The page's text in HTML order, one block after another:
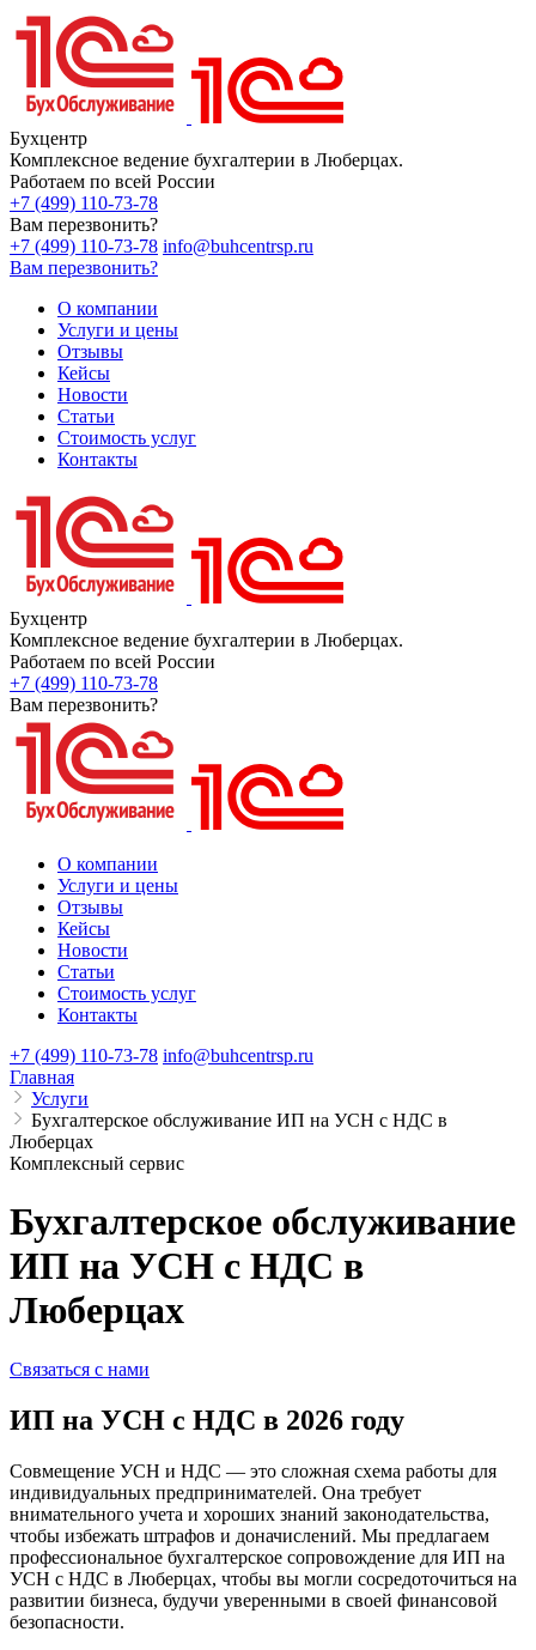
Бухцентр
Комплексное ведение бухгалтерии в Люберцах.
Работаем по всей России
+7 (499) 110-73-78
Вам перезвонить?
+7 (499) 110-73-78 info@buhcentrsp.ru
Вам перезвонить?
О компании
Услуги и цены
Отзывы
Кейсы
Новости
Статьи
Стоимость услуг
Контакты
Бухцентр
Комплексное ведение бухгалтерии в Люберцах.
Работаем по всей России
+7 (499) 110-73-78
Вам перезвонить?
О компании
Услуги и цены
Отзывы
Кейсы
Новости
Статьи
Стоимость услуг
Контакты
+7 (499) 110-73-78 info@buhcentrsp.ru
Главная
Услуги
Бухгалтерское обслуживание ИП на УСН с НДС в
Люберцах
Комплексный сервис
Бухгалтерское обслуживание
ИП на УСН с НДС в
Люберцах
Связаться с нами
ИП на УСН с НДС в 2026 году
Совмещение УСН и НДС — это сложная схема работы для
индивидуальных предпринимателей. Она требует
внимательного учета и хороших знаний законодательства,
чтобы избежать штрафов и доначислений. Мы предлагаем
профессиональное бухгалтерское сопровождение для ИП на
УСН с НДС в Люберцах, чтобы вы могли сосредоточиться на
развитии бизнеса, будучи уверенными в своей финансовой
безопасности.